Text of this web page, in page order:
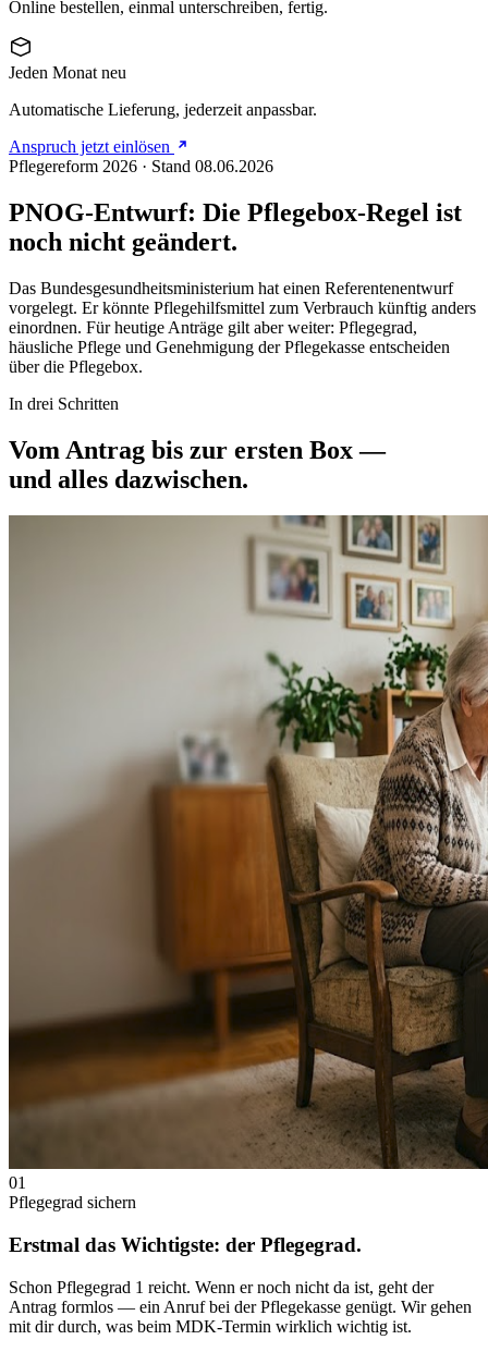
Online bestellen, einmal unterschreiben, fertig.
Jeden Monat neu
Automatische Lieferung, jederzeit anpassbar.
Anspruch jetzt einlösen
Pflegereform 2026 · Stand 08.06.2026
PNOG-Entwurf: Die Pflegebox-Regel ist
noch nicht geändert.
Das Bundesgesundheitsministerium hat einen Referentenentwurf
vorgelegt. Er könnte Pflegehilfsmittel zum Verbrauch künftig anders
einordnen. Für heutige Anträge gilt aber weiter: Pflegegrad,
häusliche Pflege und Genehmigung der Pflegekasse entscheiden
über die Pflegebox.
In drei Schritten
Vom Antrag bis zur ersten Box —
und alles dazwischen.
01
Pflegegrad sichern
Erstmal das Wichtigste: der Pflegegrad.
Schon Pflegegrad 1 reicht. Wenn er noch nicht da ist, geht der
Antrag formlos — ein Anruf bei der Pflegekasse genügt. Wir gehen
mit dir durch, was beim MDK-Termin wirklich wichtig ist.